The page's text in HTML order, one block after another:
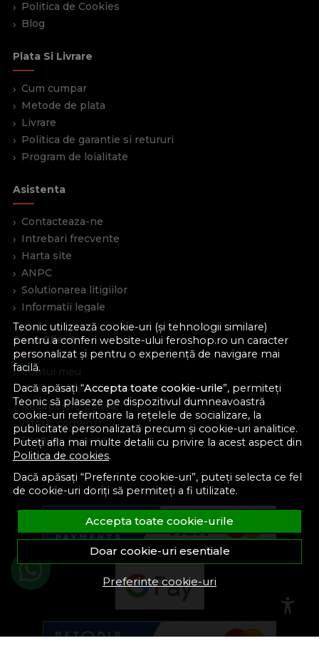
Teonic utilizează cookie-uri (și tehnologii similare)
pentru a conferi website-ului feroshop.ro un caracter
personalizat și pentru o experiență de navigare mai
facilă.
Dacă apăsați “Accepta toate cookie-urile”, permiteți
Teonic să plaseze pe dispozitivul dumneavoastră
cookie-uri referitoare la rețelele de socializare, la
publicitate personalizată precum și cookie-uri analitice.
Puteți afla mai multe detalii cu privire la acest aspect din
Politica de cookies.
Dacă apăsați “Preferinte cookie-uri”, puteți selecta ce fel
de cookie-uri doriți să permiteți a fi utilizate.
Accepta toate cookie-urile
Doar cookie-uri esentiale
Preferinte cookie-uri
Politica de Cookies
Blog
Plata Si Livrare
Cum cumpar
Metode de plata
Livrare
Politica de garantie si retururi
Program de loialitate
Asistenta
Contacteaza-ne
Intrebari frecvente
Harta site
ANPC
Solutionarea litigiilor
Informatii legale
Cont Client
Contul meu
Inregistrare
Recuperare parola
Istoric comenzi
Produse favorite
Devino partener